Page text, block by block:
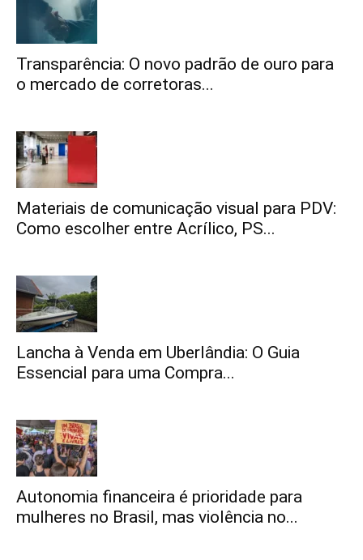
Transparência: O novo padrão de ouro para
o mercado de corretoras...
Materiais de comunicação visual para PDV:
Como escolher entre Acrílico, PS...
Lancha à Venda em Uberlândia: O Guia
Essencial para uma Compra...
Autonomia financeira é prioridade para
mulheres no Brasil, mas violência no...